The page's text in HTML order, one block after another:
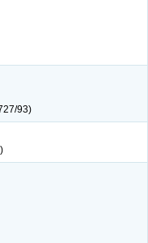
93)